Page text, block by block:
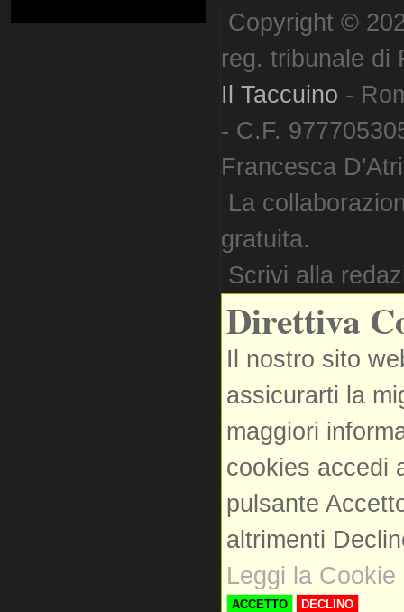
Copyright ©
reg. tribunale di
Il Taccuino -
- C.F.
Francesca
La
gratuita.
Scrivi alla
Direttiva
Il nostro sito
assicurarti la
maggiori
cookies accedi
pulsante
altrimenti
Leggi la Cookie
ACCETTO DECLINO